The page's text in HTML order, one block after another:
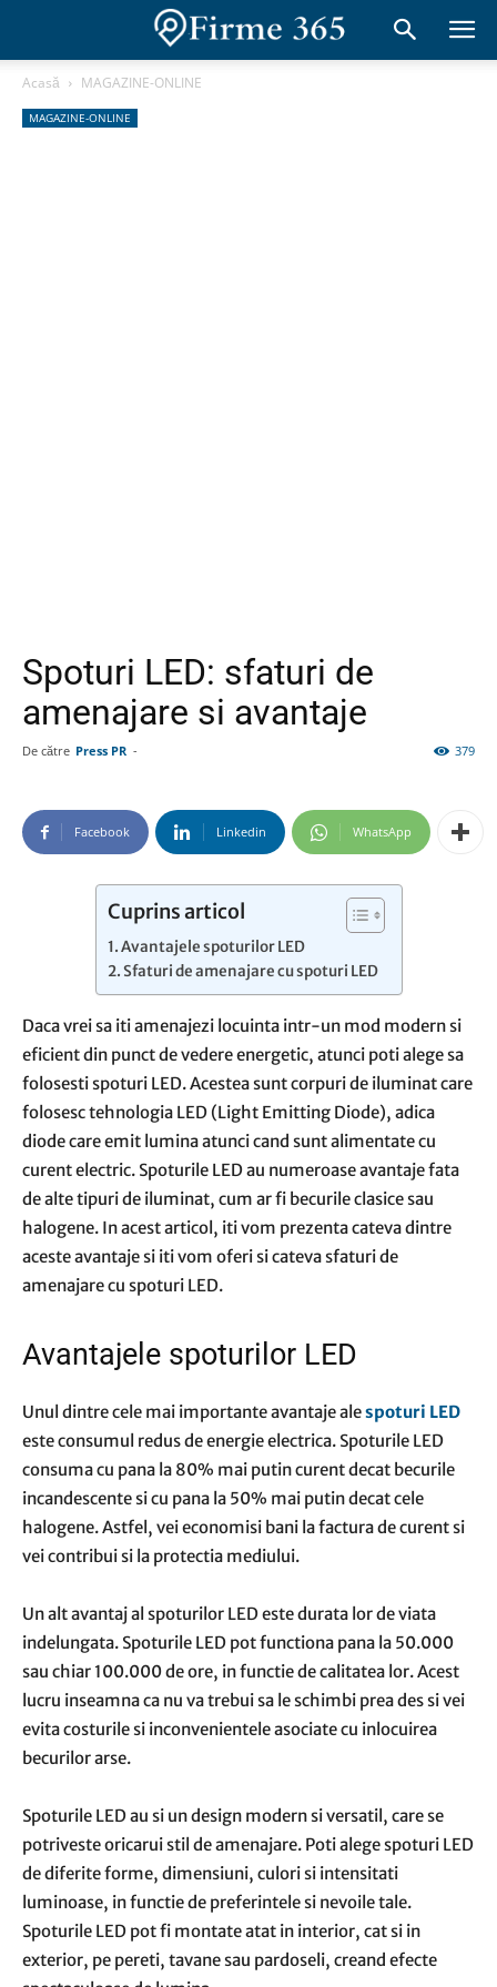
Acasă MAGAZINE-ONLINE
MAGAZINE-ONLINE
Spoturi LED: sfaturi de
amenajare si avantaje
De către Press PR - 379
Facebook Linkedin WhatsApp
Cuprins articol
Avantajele spoturilor LED
Sfaturi de amenajare cu spoturi LED
Daca vrei sa iti amenajezi locuinta intr-un mod modern si
eficient din punct de vedere energetic, atunci poti alege sa
folosesti spoturi LED. Acestea sunt corpuri de iluminat care
folosesc tehnologia LED (Light Emitting Diode), adica
diode care emit lumina atunci cand sunt alimentate cu
curent electric. Spoturile LED au numeroase avantaje fata
de alte tipuri de iluminat, cum ar fi becurile clasice sau
halogene. In acest articol, iti vom prezenta cateva dintre
aceste avantaje si iti vom oferi si cateva sfaturi de
amenajare cu spoturi LED.
Avantajele spoturilor LED
Unul dintre cele mai importante avantaje alespoturi LED
este consumul redus de energie electrica. Spoturile LED
consuma cu pana la 80% mai putin curent decat becurile
incandescente si cu pana la 50% mai putin decat cele
halogene. Astfel, vei economisi bani la factura de curent si
vei contribui si la protectia mediului.
Un alt avantaj al spoturilor LED este durata lor de viata
indelungata. Spoturile LED pot functiona pana la 50.000
sau chiar 100.000 de ore, in functie de calitatea lor. Acest
lucru inseamna ca nu va trebui sa le schimbi prea des si vei
evita costurile si inconvenientele asociate cu inlocuirea
becurilor arse.
Spoturile LED au si un design modern si versatil, care se
potriveste oricarui stil de amenajare. Poti alege spoturi LED
de diferite forme, dimensiuni, culori si intensitati
luminoase, in functie de preferintele si nevoile tale.
Spoturile LED pot fi montate atat in interior, cat si in
exterior, pe pereti, tavane sau pardoseli, creand efecte